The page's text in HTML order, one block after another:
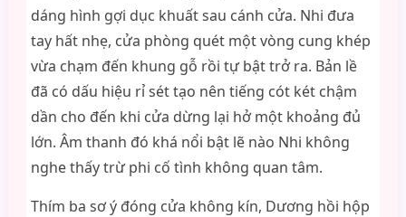
dáng hình gợi dục khuất sau cánh cửa. Nhi đưa
tay hất nhẹ, cửa phòng quét một vòng cung khép
vừa chạm đến khung gỗ rồi tự bật trở ra. Bản lề
đã có dấu hiệu rỉ sét tạo nên tiếng cót két chậm
dần cho đến khi cửa dừng lại hở một khoảng đủ
lớn. Âm thanh đó khá nổi bật lẽ nào Nhi không
nghe thấy trừ phi cố tình không quan tâm.
Thím ba sơ ý đóng cửa không kín, Dương hồi hộp